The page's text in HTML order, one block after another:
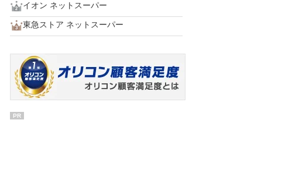
イオン ネットスーパー
東急ストア ネットスーパー
PR